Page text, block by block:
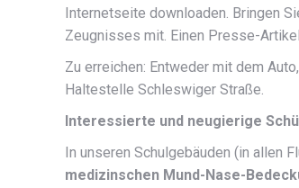
Internetseite downloaden. Bringen
Zeugnisses mit. Einen Presse-
Zu erreichen: Entweder mit dem
Haltestelle Schleswiger Straße.
Interessierte und neugierige
In unseren Schulgebäuden (in allen
medizinschen Mund-Nase-